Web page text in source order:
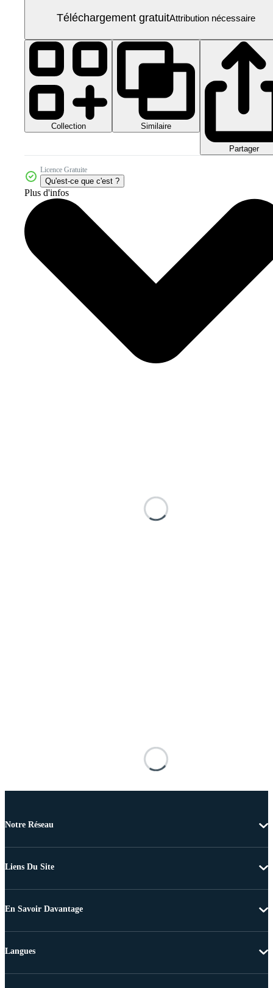
Téléchargement gratuitAttribution nécessaire
Collection Similaire
Partager
Licence Gratuite
Qu'est-ce que c'est ?
Plus d'infos
Notre Réseau
Liens Du Site
En Savoir Davantage
Langues